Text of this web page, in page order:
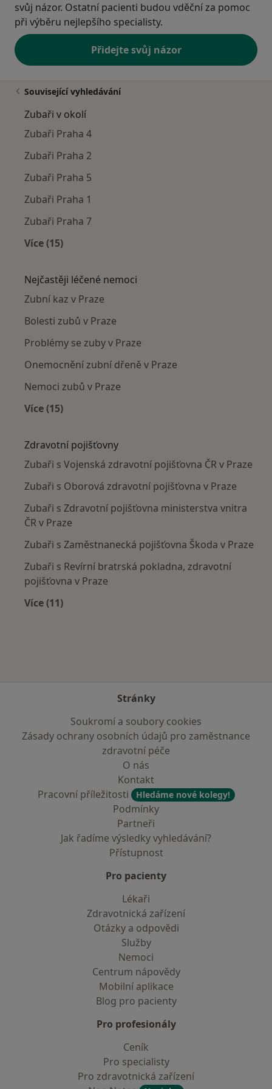
svůj názor. Ostatní pacienti budou vděční za pomoc
při výběru nejlepšího specialisty.
Přidejte svůj názor
Související vyhledávání
Zubaři v okolí
Zubaři Praha 4
Zubaři Praha 2
Zubaři Praha 5
Zubaři Praha 1
Zubaři Praha 7
Více (15)
Nejčastěji léčené nemoci
Zubní kaz v Praze
Bolesti zubů v Praze
Problémy se zuby v Praze
Onemocnění zubní dřeně v Praze
Nemoci zubů v Praze
Více (15)
Zdravotní pojišťovny
Zubaři s Vojenská zdravotní pojišťovna ČR v Praze
Zubaři s Oborová zdravotní pojišťovna v Praze
Zubaři s Zdravotní pojišťovna ministerstva vnitra
ČR v Praze
Zubaři s Zaměstnanecká pojišťovna Škoda v Praze
Zubaři s Revírní bratrská pokladna, zdravotní
pojišťovna v Praze
Více (11)
Stránky
Soukromí a soubory cookies
Zásady ochrany osobních údajů pro zaměstnance
zdravotní péče
O nás
Kontakt
Pracovní příležitosti
Hledáme nové kolegy!
Podmínky
Partneři
Jak řadíme výsledky vyhledávání?
Přístupnost
Pro pacienty
Lékaři
Zdravotnická zařízení
Otázky a odpovědi
Služby
Nemoci
Centrum nápovědy
Mobilní aplikace
Blog pro pacienty
Pro profesionály
Ceník
Pro specialisty
Pro zdravotnická zařízení